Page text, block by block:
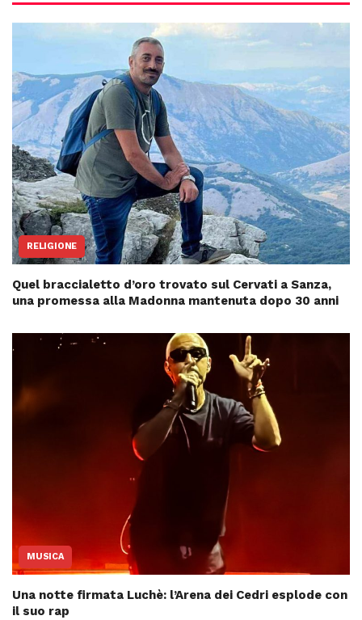
RELIGIONE
Quel braccialetto d’oro trovato sul Cervati a Sanza,
una promessa alla Madonna mantenuta dopo 30 anni
MUSICA
Una notte firmata Luchè: l’Arena dei Cedri esplode con
il suo rap